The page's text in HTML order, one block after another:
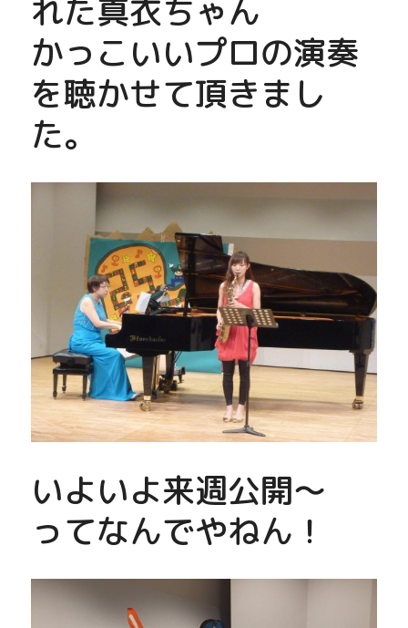
れた真衣ちゃん
かっこいいプロの演奏
を聴かせて頂きまし
た。
いよいよ来週公開～
ってなんでやねん！